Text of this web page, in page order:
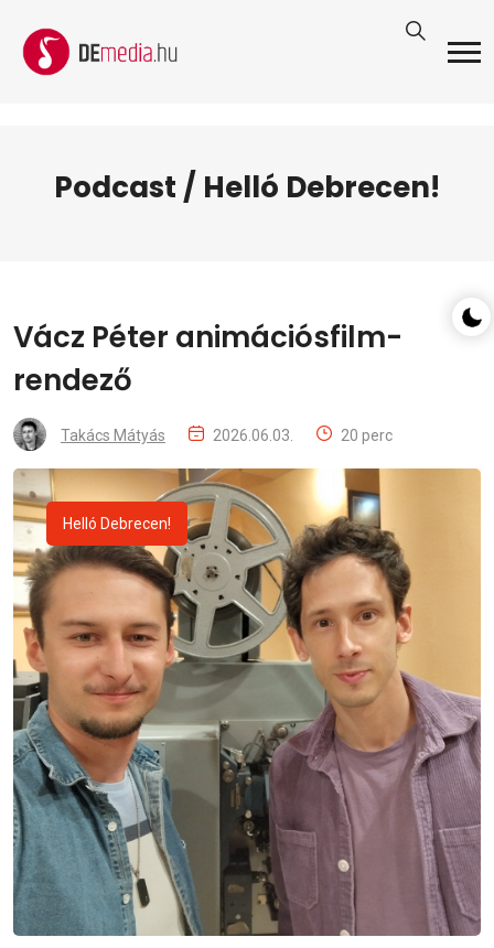
Podcast / Helló Debrecen!
Vácz Péter animációsfilm-
rendező
Takács Mátyás 2026.06.03. 20 perc
Helló Debrecen!